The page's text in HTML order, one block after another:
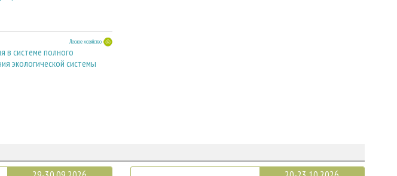
Лесное хозяйство
в системе полного
экологической системы